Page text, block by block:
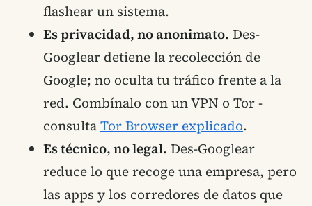
flashear un sistema.
Es privacidad, no anonimato. Des-
Googlear detiene la recolección de
Google; no oculta tu tráfico frente a la
red. Combínalo con un VPN o Tor -
consultaTor Browser explicado.
Es técnico, no legal. Des-Googlear
reduce lo que recoge una empresa, pero
las apps y los corredores de datos que